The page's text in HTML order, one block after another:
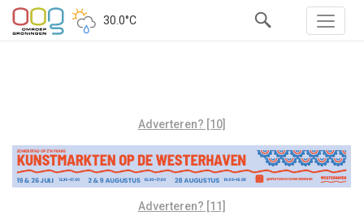
30.0°C
Adverteren? [10]
Adverteren? [11]